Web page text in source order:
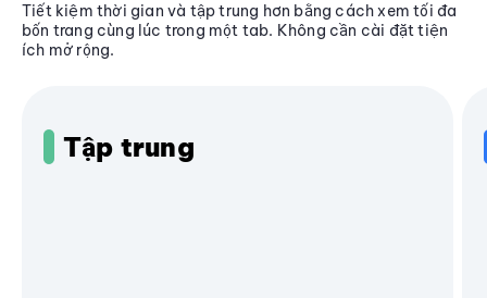
Tiết kiệm thời gian và tập trung hơn bằng cách xem tối đa
bốn trang cùng lúc trong một tab. Không cần cài đặt tiện
ích mở rộng.
Tập trung